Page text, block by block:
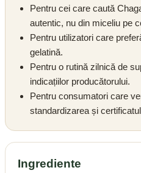
Pentru cei care caută
autentic, nu din miceliu pe
Pentru utilizatori care
gelatină.
Pentru o rutină zilnică de
indicațiilor producătorului.
Pentru consumatori care
standardizarea și
Ingrediente